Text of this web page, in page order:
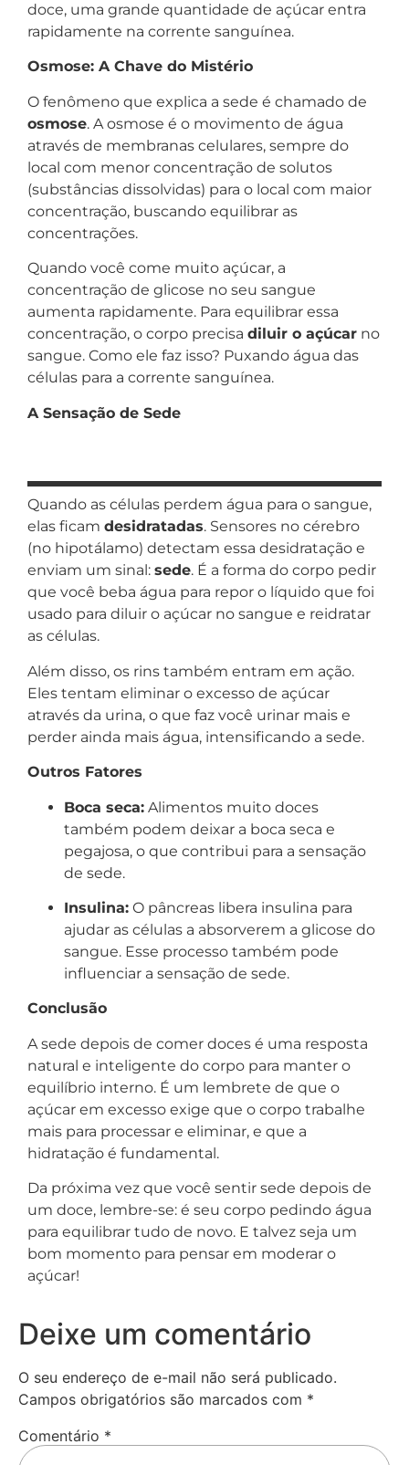
doce, uma grande quantidade de açúcar entra
rapidamente na corrente sanguínea.
Osmose: A Chave do Mistério
O fenômeno que explica a sede é chamado de
osmose. A osmose é o movimento de água
através de membranas celulares, sempre do
local com menor concentração de solutos
(substâncias dissolvidas) para o local com maior
concentração, buscando equilibrar as
concentrações.
Quando você come muito açúcar, a
concentração de glicose no seu sangue
aumenta rapidamente. Para equilibrar essa
concentração, o corpo precisa diluir o açúcar no
sangue. Como ele faz isso? Puxando água das
células para a corrente sanguínea.
A Sensação de Sede
Quando as células perdem água para o sangue,
elas ficam desidratadas. Sensores no cérebro
(no hipotálamo) detectam essa desidratação e
enviam um sinal: sede. É a forma do corpo pedir
que você beba água para repor o líquido que foi
usado para diluir o açúcar no sangue e reidratar
as células.
Além disso, os rins também entram em ação.
Eles tentam eliminar o excesso de açúcar
através da urina, o que faz você urinar mais e
perder ainda mais água, intensificando a sede.
Outros Fatores
Boca seca: Alimentos muito doces
também podem deixar a boca seca e
pegajosa, o que contribui para a sensação
de sede.
Insulina: O pâncreas libera insulina para
ajudar as células a absorverem a glicose do
sangue. Esse processo também pode
influenciar a sensação de sede.
Conclusão
A sede depois de comer doces é uma resposta
natural e inteligente do corpo para manter o
equilíbrio interno. É um lembrete de que o
açúcar em excesso exige que o corpo trabalhe
mais para processar e eliminar, e que a
hidratação é fundamental.
Da próxima vez que você sentir sede depois de
um doce, lembre-se: é seu corpo pedindo água
para equilibrar tudo de novo. E talvez seja um
bom momento para pensar em moderar o
açúcar!
Deixe um comentário
O seu endereço de e-mail não será publicado.
Campos obrigatórios são marcados com *
Comentário *